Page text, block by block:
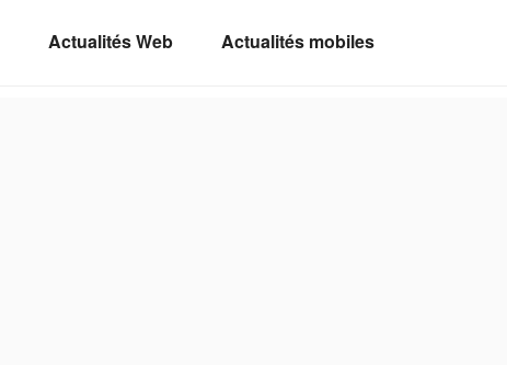
Actualités Web Actualités mobiles